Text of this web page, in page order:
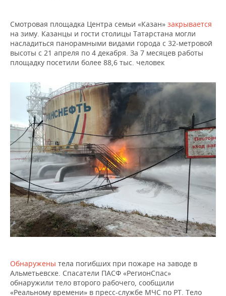
ЭНЕРГЕТИКА
УСЛУГИ
МЕДИА
ТЕЛЕКОММУНИКАЦИИ
ВЫЕЗДНАЯ РЕДАКЦИЯ
БИЗНЕС-БРАНЧИ
ОТКРЫТАЯ ЛЕКЦИЯ
НОВОСТИ СПОРТА
ФУТБОЛ
БАСКЕТБОЛ
ВОЛЕЙБОЛ
КИБЕРСПОРТ
ФИГУРНОЕ КАТАНИЕ
ВОДНЫЕ ВИДЫ СПОРТА
ХОККЕЙ С МЯЧОМ
ОБЩЕСТВО
НОВОСТИ ОБЩЕСТВА
ИНФРАСТРУКТУРА
ИСТОРИЯ
КУЛЬТУРА
МЕДИЦИНА
ОБРАЗОВАНИЕ
ПРОИСШЕСТВИЯ
ФОТОГАЛЕРЕЯ
СЮЖЕТЫ
СПРАВОЧНИК
СПИСОК ПЕРСОН
СПИСОК КОМПАНИЙ
ПОЛНАЯ ВЕРСИЯ
Смотровая площадка Центра семьи «Казан» закрывается
на зиму. Казанцы и гости столицы Татарстана могли
насладиться панорамными видами города с 32-метровой
высоты с 21 апреля по 4 декабря. За 7 месяцев работы
площадку посетили более 88,6 тыс. человек
Обнаружены тела погибших при пожаре на заводе в
Альметьевске. Спасатели ПАСФ «РегионСпас»
обнаружили тело второго рабочего, сообщили
«Реальному времени» в пресс-службе МЧС по РТ. Тело